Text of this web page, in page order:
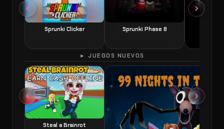
Sprunki Clicker Sprunki Phase 8
► JUEGOS NUEVOS
Steal a Brainrot